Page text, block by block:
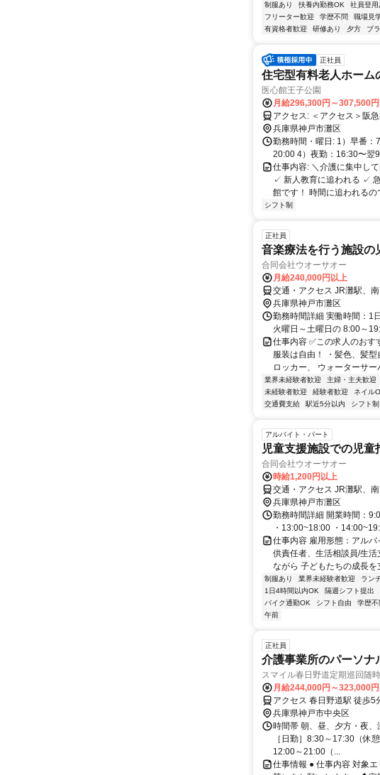
制服あり 扶養内勤務OK 社員登用
フリーター歓迎
学歴不問 職場見
有資格者歓迎
研修あり 夕方 ブ
正社員
住宅型有料老人ホーム
医心館王子公園
月給296,300円～307,500円
アクセス: ＜アクセ
兵庫県神戸市灘区
勤務時間・曜日: 1）早番
20:00 4）夜勤：16:30〜
仕事内容: ＼介護に集中し
✓ 新人教育に追われる ✓
館です！ 時間に追われるの
シフト制
正社員
音楽療法を行う施設の
合同会社ウオーサオー
月給240,000円以上
交通・アクセス JR灘駅、
兵庫県神戸市灘区
勤務時間詳細 実働時間：1
火曜日～土曜日の 8:00～
仕事内容 ✅この求人のお
服装は自由！ ・髪色、髪
ロッカー、 ウォーターサー
業界未経験者歓迎 主婦・主夫歓迎
未経験者歓迎
経験者歓迎 ネイル
交通費支給
駅近5分以内 シフト制
アルバイト・パート
児童支援施設での児童
合同会社ウオーサオー
時給1,200円以上
交通・アクセス JR灘駅、
兵庫県神戸市灘区
勤務時間詳細 開業時間：
・13:00~18:00 ・
仕事内容 雇用形態：アル
供責任者、生活相談員/生活
ながら 子どもたちの成長を
制服あり 業界未経験者歓迎 ラン
1日4時間以内OK
隔週シフト提出
バイク通勤OK
シフト自由 学歴不
午前
正社員
介護事業所のパーソナ
スマイル春日野道定期巡回随
月給244,000円～323,000円
アクセス 春日野道駅 徒歩5
兵庫県神戸市中央区
時間帯 朝、昼、夕方・夜、
［日勤］8:30～17:30（休
12:00～21:00（...
仕事情報 ● 仕事内容 対象